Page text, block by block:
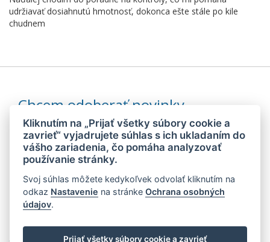
udržiavať dosiahnutú hmotnosť, dokonca ešte stále po kile
chudnem
Chcem odoberať novinky
Odoslaním súhlasím sospracovaním mojich osobných údajov
© 2026 MEDIDIET® - METÓDA, KTORÁ DÁVA CHUŤ ZCHUBNÚŤ!
Kliknutím na „Prijať všetky súbory cookie a
zavrieť“ vyjadrujete súhlas s ich ukladaním do
vášho zariadenia, čo pomáha analyzovať
používanie stránky.
Svoj súhlas môžete kedykoľvek odvolať kliknutím na
odkaz Nastavenie na stránkeOchrana osobných
údajov.
Prijať všetky súbory cookie a zavrieť